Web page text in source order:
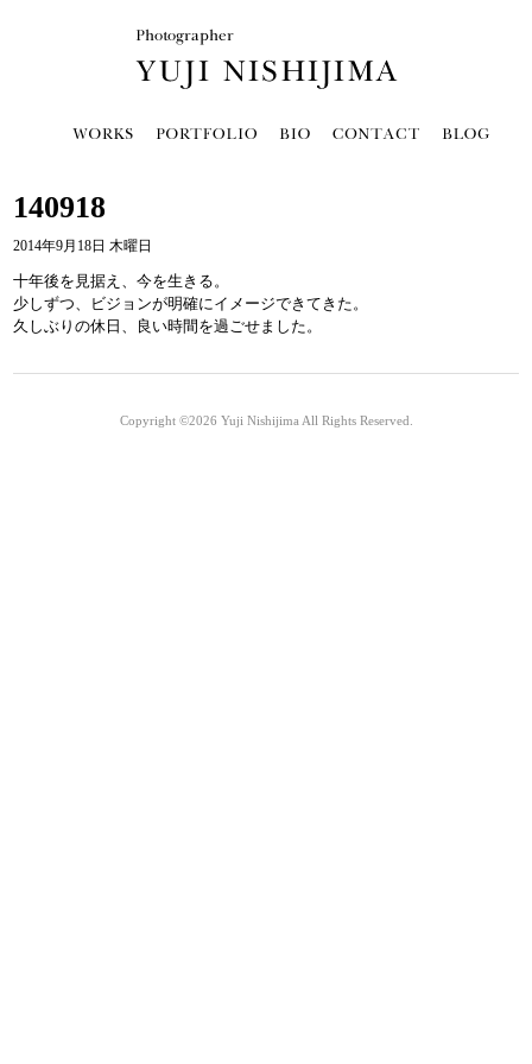
140918
2014年9月18日 木曜日
十年後を見据え、今を生きる。
少しずつ、ビジョンが明確にイメージできてきた。
久しぶりの休日、良い時間を過ごせました。
Copyright ©2026 Yuji Nishijima All Rights Reserved.